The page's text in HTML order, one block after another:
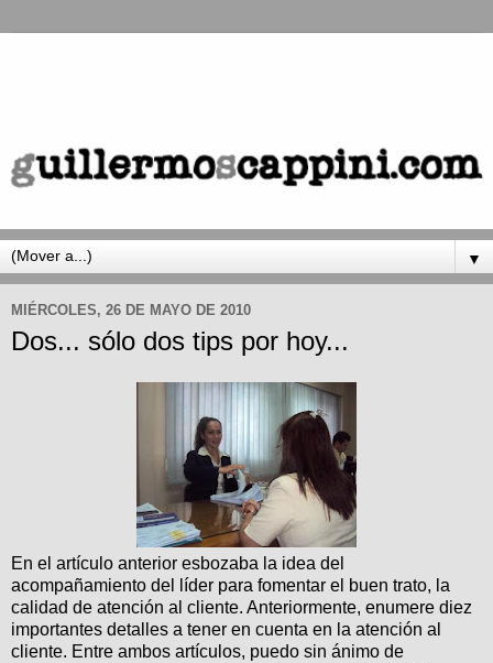
▼
MIÉRCOLES, 26 DE MAYO DE 2010
Dos... sólo dos tips por hoy...
En el artículo anterior esbozaba la idea del
acompañamiento del líder para fomentar el buen trato, la
calidad de atención al cliente. Anteriormente, enumere diez
importantes detalles a tener en cuenta en la atención al
cliente. Entre ambos artículos, puedo sin ánimo de